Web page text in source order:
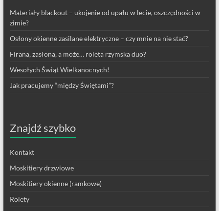
Materiały blackout – ukojenie od upału w lecie, oszczędności w
zimie?
Osłony okienne zasilane elektryczne – czy mnie na nie stać?
Firana, zasłona, a może… roleta rzymska duo?
Wesołych Świąt Wielkanocnych!
Jak pracujemy “między Świętami”?
Znajdź szybko
Kontakt
Moskitiery drzwiowe
Moskitiery okienne (ramkowe)
Rolety